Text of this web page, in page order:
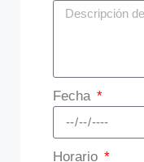
Fecha
Horario